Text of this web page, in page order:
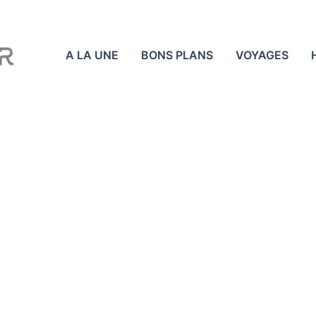
A LA UNE BONS PLANS VOYAGES